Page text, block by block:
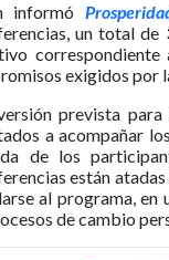
informó
un total de
exigidos por
prevista
a acompañar
de los
están
al programa, en
de cambio